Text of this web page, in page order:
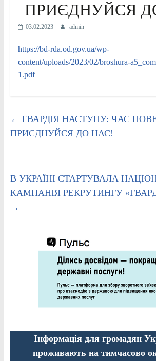
ПРИЄДНУЙСЯ
03.02.2023 admin
https://bd-rda.od.gov.ua/wp-
content/uploads/2023/02/broshura-
1.pdf
← ГВАРДІЯ НАСТУПУ: ЧАС
ПРИЄДНУЙСЯ ДО НАС!
В УКРАЇНІ СТАРТУВАЛА
КАМПАНІЯ РЕКРУТИНГУ
→
Інформація для громадян
проживають на тимчасово